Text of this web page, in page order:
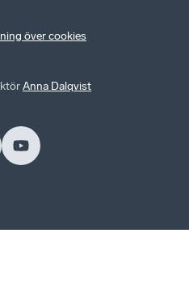
över cookies
Anna Dalqvist